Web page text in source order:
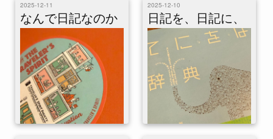
これはひとりアドベントカレン
ダー「日記ぽい」13日目の記事
です。 昨日は阿久悠の日記本
から「なんのために日記を書く
のか」を眺めてみ...
これはひとりアドベントカレン
ダー「日記ぽい」12日目の記事
です。なんのための日記？
「誰が読むのか」については正
面から書いた。「...
2025-12-11
なんで日記なのか
2025-12-10
日記を、日記に、